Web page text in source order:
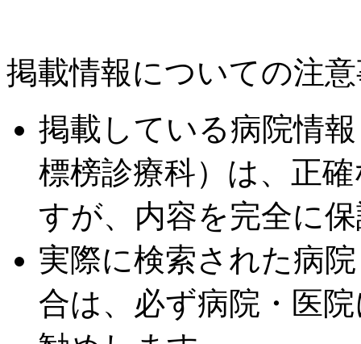
掲載情報についての注
掲載している病院情
標榜診療科）は、正
すが、内容を完全に
実際に検索された病
合は、必ず病院・医